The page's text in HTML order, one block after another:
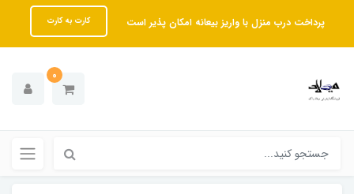
پرداخت درب منزل با واریز بیعانه امکان پذیر است کارت به کارت
0